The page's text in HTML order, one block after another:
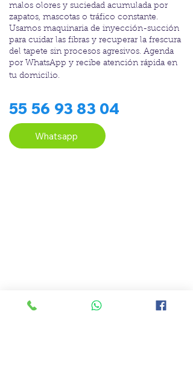
malos olores y suciedad acumulada por
zapatos, mascotas o tráfico constante.
Usamos maquinaria de inyección-succión
para cuidar las fibras y recuperar la frescura
del tapete sin procesos agresivos. Agenda
por WhatsApp y recibe atención rápida en
tu domicilio.
55 56 93 83 04
Whatsapp